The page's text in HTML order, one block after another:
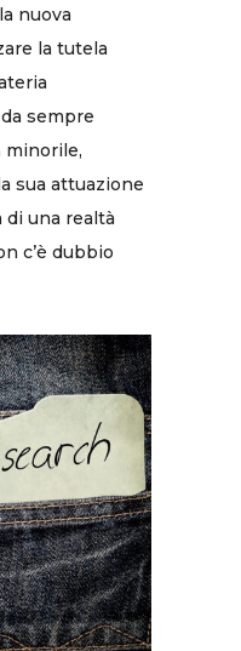
nuova
la tutela
sempre
minorile,
sua attuazione
una realtà
c’è dubbio